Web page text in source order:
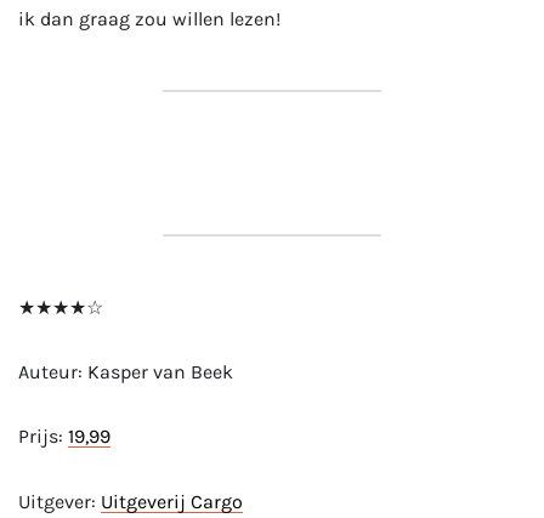
ik dan graag zou willen lezen!
★★★★☆
Auteur: Kasper van Beek
Prijs: 19,99
Uitgever: Uitgeverij Cargo